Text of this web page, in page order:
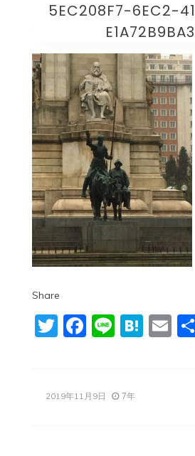
5EC208F7-6EC2-
Share
Twitter
Facebook
Line
2019年11月9日 7年